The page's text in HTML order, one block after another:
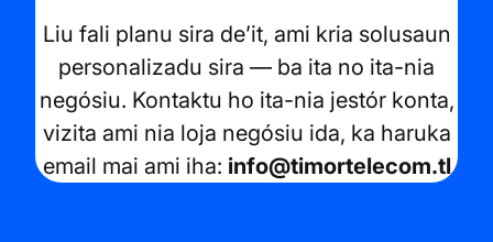
Liu fali planu sira de’it, ami kria solusaun
personalizadu sira — ba ita no ita-nia
negósiu. Kontaktu ho ita-nia jestór konta,
vizita ami nia loja negósiu ida, ka haruka
email mai ami iha: info@timortelecom.tl